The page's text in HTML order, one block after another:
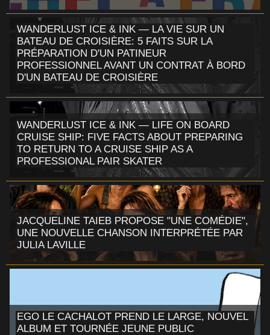
WANDERLUST ICE & INK — LA VIE SUR UN
BATEAU DE CROISIÈRE: 5 FAITS SUR LA
PRÉPARATION D'UN PATINEUR
PROFESSIONNEL AVANT UN CONTRAT À BORD
D'UN BATEAU DE CROISIÈRE
WANDERLUST ICE & INK — LIFE ON BOARD
CRUISE SHIP: FIVE FACTS ABOUT PREPARING
TO RETURN TO A CRUISE SHIP AS A
PROFESSIONAL PAIR SKATER
JACQUELINE TAIEB PROPOSE "UNE COMÉDIE",
UNE NOUVELLE CHANSON INTERPRÉTÉE PAR
JULIA LAVILLE
EGO LE CACHALOT PREND LE LARGE, NOUVEL
ALBUM ET TOURNÉE JEUNE PUBLIC